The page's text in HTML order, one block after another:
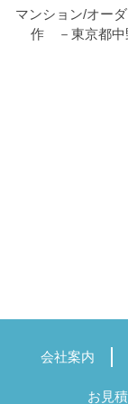
マンション/オー
作 －東京都中
会社案内
お見